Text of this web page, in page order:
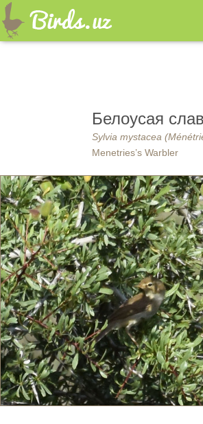
Белоусая
Sylvia mystacea
Menetries’s Warbler